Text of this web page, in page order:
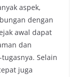
aspek,
dengan
awal dapat
dan
Selain
juga